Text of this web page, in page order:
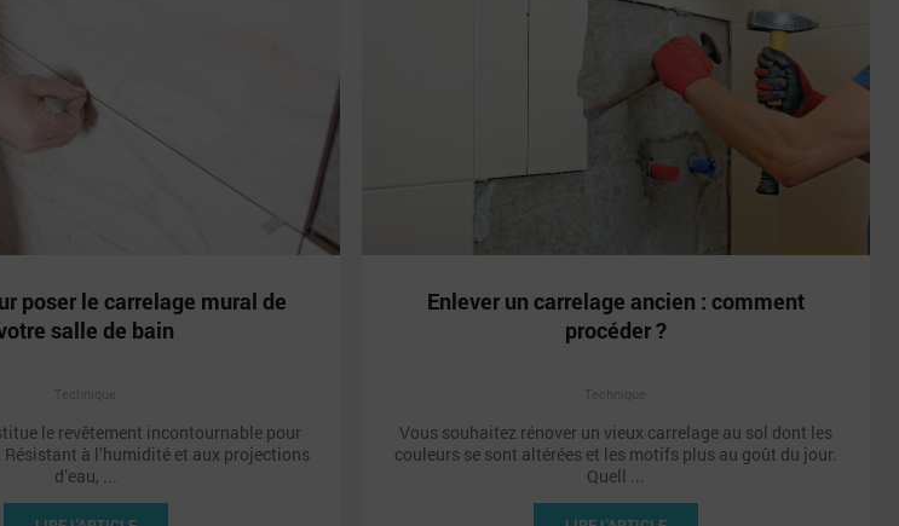
poser le carrelage mural de
salle de bain
le revêtement incontournable pour
Résistant à l’humidité et aux projections
d’eau, ...
Enlever un carrelage ancien : comment
procéder ?
Vous souhaitez rénover un vieux carrelage au sol dont les
couleurs se sont altérées et les motifs plus au goût du jour.
Quell ...